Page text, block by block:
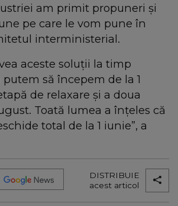
am primit propuneri și
pe care le vom pune în
interministerial.
aceste soluții la timp
să începem de la 1
de relaxare și a doua
Toată lumea a înțeles că
total de la 1 iunie”, a
DISTRIBUIE
acest articol